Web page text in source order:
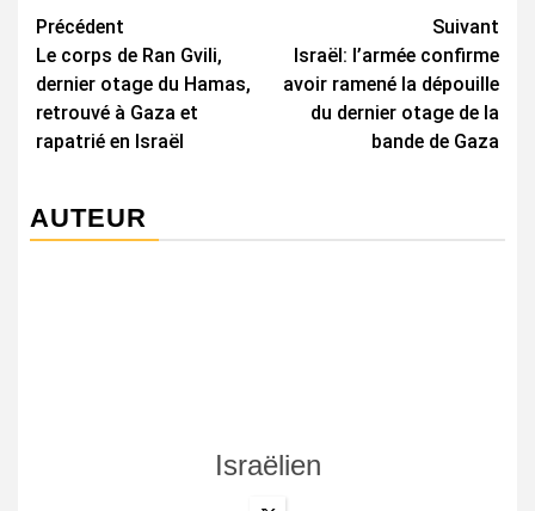
Navigation
d’article
Précédent
Le corps de Ran Gvili,
dernier otage du Hamas,
retrouvé à Gaza et
rapatrié en Israël
Suivant
Israël: l’armée confirme
avoir ramené la dépouille
du dernier otage de la
bande de Gaza
AUTEUR
Israëlien